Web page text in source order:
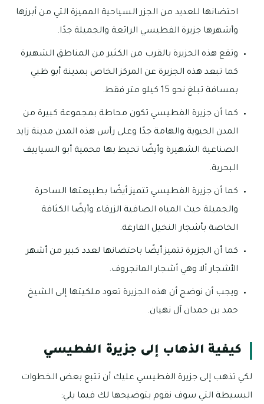
احتضانها للعديد من الجزر السياحية المميزة التي من أبرزها
وأشهرها جزيرة الفطيسي الرائعة والجميلة جدًا.
وتقع هذه الجزيرة بالقرب من الكثير من المناطق الشهيرة
كما تبعد هذه الجزيرة عن المركز الخاص بمدينة أبو ظبي
بمسافة تبلغ نحو 15 كيلو متر فقط.
كما أن جزيرة الفطيسي تكون محاطة بمجموعة كبيرة من
المدن الحيوية والهامة جدًا وعلى رأس هذه المدن مدينة زايد
الصناعية الشهيرة وأيضًا تحيط بها محمية أبو السياييف
البحرية.
كما أن جزيرة الفطيسي تتميز أيضًا بطبيعتها الساحرة
والجميلة حيث المياه الصافية الزرقاء وأيضًا الكثافة
الخاصة بأشجار النخيل الفارغة.
كما أن الجزيرة تتميز أيضًا باحتضانها لعدد كبير من أشهر
الأشجار ألا وهي أشجار المانجروف.
ويجب أن نوضح أن هذه الجزيرة تعود ملكيتها إلى الشيخ
حمد بن حمدان آل نهيان.
كيفية الذهاب إلى جزيرة الفطيسي
لكي تذهب إلى جزيرة الفطيسي عليك أن تتبع بعض الخطوات
البسيطة التي سوف نقوم بتوضيحها لك فيما يلي: